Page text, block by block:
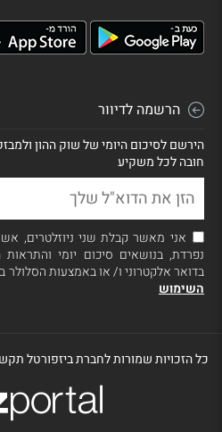
הרשמה לדיוור
הירשם לסיכום היומי של שוק ההון
חובה לכל משקיע
אני מאשר קבלת שני ניוזלטרים,
נפרדת, בנושאים סיכום יומי והתראות
בדואר אלקטרוני ו/ או באמצעות הסלולר
השימוש
כל הזכויות שמורות לחברת ביזפורטל